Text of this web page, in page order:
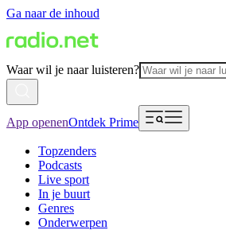
Ga naar de inhoud
Waar wil je naar luisteren?
App openenOntdek Prime
Topzenders
Podcasts
Live sport
In je buurt
Genres
Onderwerpen